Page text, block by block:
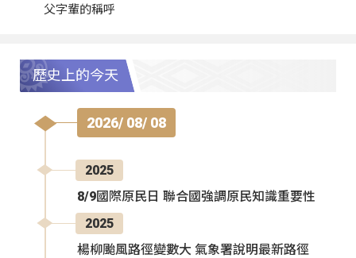
父字輩的稱呼
歷史上的今天
2026/ 08/ 08
2025
8/9國際原民日 聯合國強調原民知識重要性
2025
楊柳颱風路徑變數大 氣象署說明最新路徑